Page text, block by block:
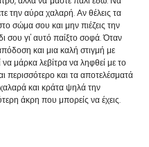
την αύρα χαλαρή. Αν θέλεις τα
σώμα σου και μην πιέζεις την
σου γι' αυτό παίξτο σοφά. Όταν
και μια καλή στιγμή με
μάρκα λεβίτρα να ληφθεί με το
περισσότερο και τα αποτελέσματά
και κράτα ψηλά την
άκρη που μπορείς να έχεις.